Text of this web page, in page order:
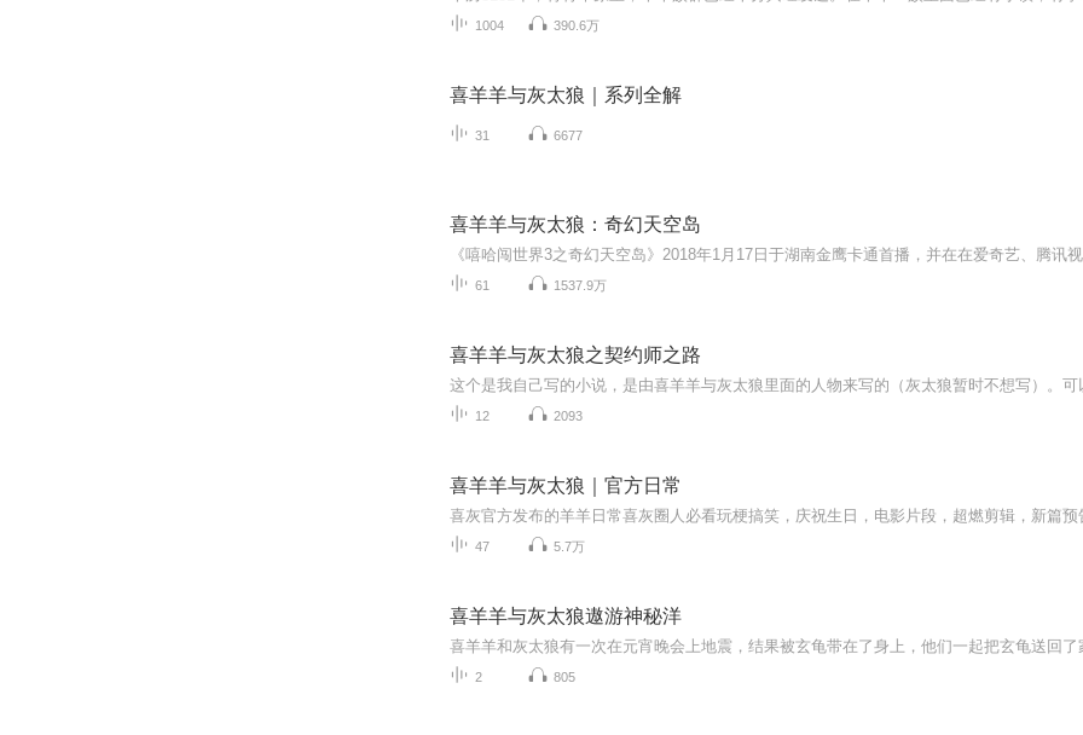
1004 390.6万
喜羊羊与灰太狼｜系列全解
31 6677
喜羊羊与灰太狼：奇幻天空岛
61 1537.9万
喜羊羊与灰太狼之契约师之路
12 2093
喜羊羊与灰太狼｜官方日常
47 5.7万
喜羊羊与灰太狼遨游神秘洋
喜羊羊和灰太狼有一次在元宵晚会上地震，结果被玄龟带在了身上，他们一起把玄龟送回了
2 805